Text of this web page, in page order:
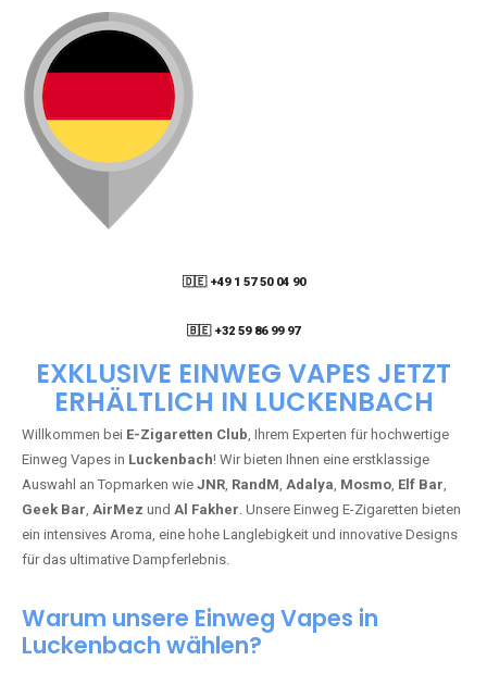
🇩🇪 +49 1 57 50 04 90
🇧🇪 +32 59 86 99 97
EXKLUSIVE EINWEG VAPES JETZT
ERHÄLTLICH IN LUCKENBACH
Willkommen bei E-Zigaretten Club, Ihrem Experten für hochwertige
Einweg Vapes in Luckenbach! Wir bieten Ihnen eine erstklassige
Auswahl an Topmarken wie JNR, RandM, Adalya, Mosmo, Elf Bar,
Geek Bar, AirMez und Al Fakher. Unsere Einweg E-Zigaretten bieten
ein intensives Aroma, eine hohe Langlebigkeit und innovative Designs
für das ultimative Dampferlebnis.
Warum unsere Einweg Vapes in
Luckenbach wählen?